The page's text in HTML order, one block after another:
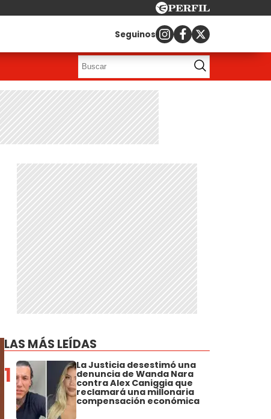
Seguinos
LAS MÁS LEÍDAS
1 La Justicia desestimó una
denuncia de Wanda Nara
contra Alex Caniggia que
reclamará una millonaria
compensación económica